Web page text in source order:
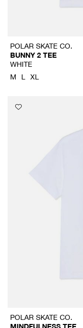
POLAR SKATE CO.
BUNNY 2 TEE
WHITE
M L XL
POLAR SKATE CO.
MINDFULNESS TEE